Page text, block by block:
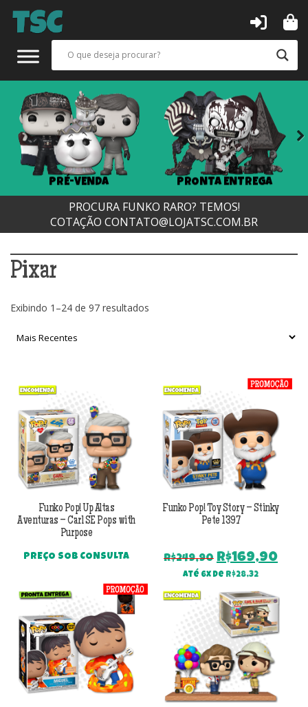
PRÉ-VENDA PRONTA ENTREGA
Next
PROCURA FUNKO RARO? TEMOS!
COTAÇÃO CONTATO@LOJATSC.COM.BR
Pixar
Exibindo 1–24 de 97 resultados
Funko Pop! Up Altas
Aventuras – Carl SE Pops with
Purpose
PREÇO SOB CONSULTA
Funko Pop! Toy Story – Stinky
Pete 1397
R$249,90 O
preço
original
era:
R$249,90.
R$169,90O
é:
Até 6x de R$28,32